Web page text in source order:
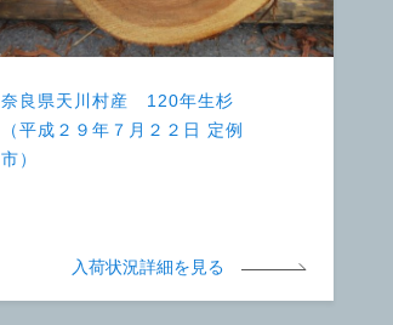
奈良県天川村産 120年生杉
（平成２９年７月２２日 定例
市）
入荷状況詳細を見る